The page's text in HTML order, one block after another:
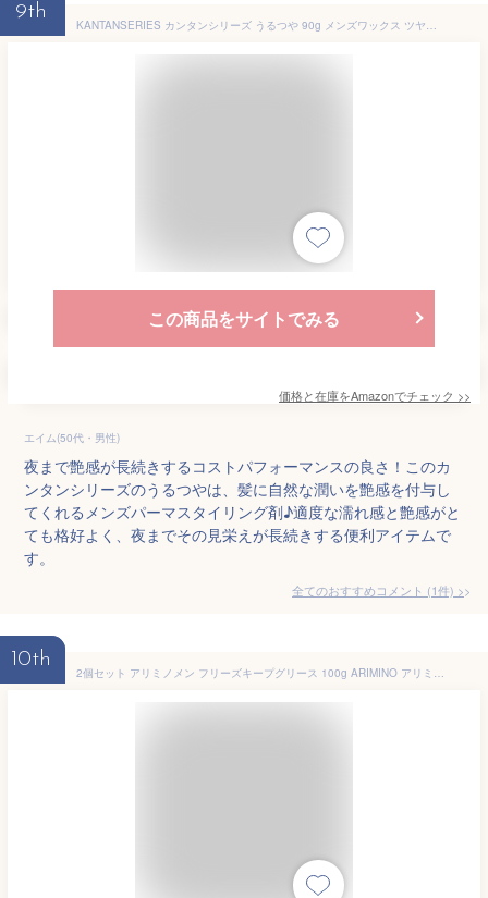
9th
KANTANSERIES カンタンシリーズ うるつや 90g メンズワックス ツヤ感 濡れ感
この商品をサイトでみる
価格と在庫をAmazonでチェック >>
エイム(50代・男性)
夜まで艶感が長続きするコストパフォーマンスの良さ！このカ
ンタンシリーズのうるつやは、髪に自然な潤いを艶感を付与し
てくれるメンズパーマスタイリング剤♪適度な濡れ感と艶感がと
ても格好よく、夜までその見栄えが長続きする便利アイテムで
す。
全てのおすすめコメント (1件) >
10th
2個セット アリミノメン フリーズキープグリース 100g ARIMINO アリミノ 正規品 サロン専売品 スタイリング 男性 メンズ ウェット スタイル キープ ワックス グリース 濡れ髪 パーマ